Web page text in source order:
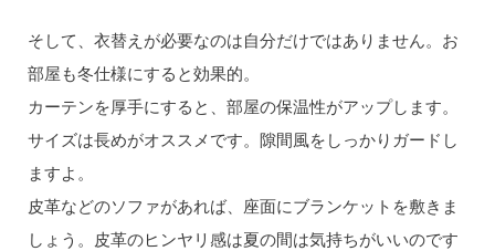
そして、衣替えが必要なのは自分だけではありません。お
部屋も冬仕様にすると効果的。
カーテンを厚手にすると、部屋の保温性がアップします。
サイズは長めがオススメです。隙間風をしっかりガードし
ますよ。
皮革などのソファがあれば、座面にブランケットを敷きま
しょう。皮革のヒンヤリ感は夏の間は気持ちがいいのです